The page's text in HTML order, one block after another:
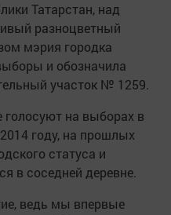
Татарстан, над
разноцветный
мэрия городка
и обозначила
участок № 1259.
на выборах в
году, на прошлых
статуса и
в соседней деревне.
ведь мы впервые